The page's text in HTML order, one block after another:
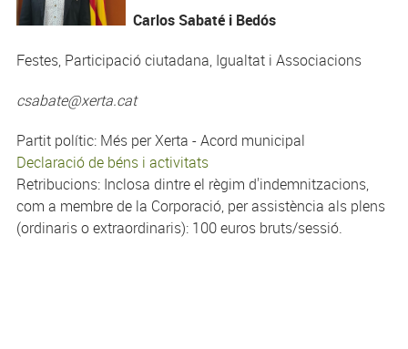
Carlos Sabaté i Bedós
Festes, Participació ciutadana, Igualtat i Associacions
csabate@xerta.cat
Partit polític: Més per Xerta - Acord municipal
Declaració de béns i activitats
Retribucions: Inclosa dintre el règim d'indemnitzacions,
com a membre de la Corporació, per assistència als plens
(ordinaris o extraordinaris): 100 euros bruts/sessió.